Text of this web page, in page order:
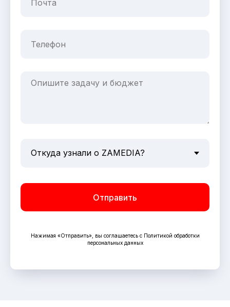
Отправить
Нажимая «Отправить», вы соглашаетесь с Политикой обработки
персональных данных